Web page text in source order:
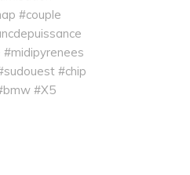
#couple
#chip
#X5